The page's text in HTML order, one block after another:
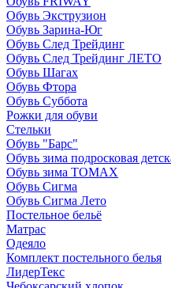
Обувь Экструзион
Обувь Зарина-Юг
Обувь След Трейдинг
Обувь След Трейдинг ЛЕТО
Обувь Шагах
Обувь Фтора
Обувь Суббота
Рожки для обуви
Стельки
Обувь "Барс"
Обувь зима подросковая
Обувь зима ТОМАХ
Обувь Сигма
Обувь Сигма Лето
Постельное бельё
Матрас
Одеяло
Комплект постельного белья
ЛидерТекс